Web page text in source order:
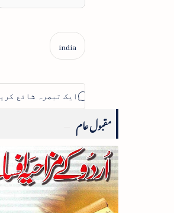
مقبول عام